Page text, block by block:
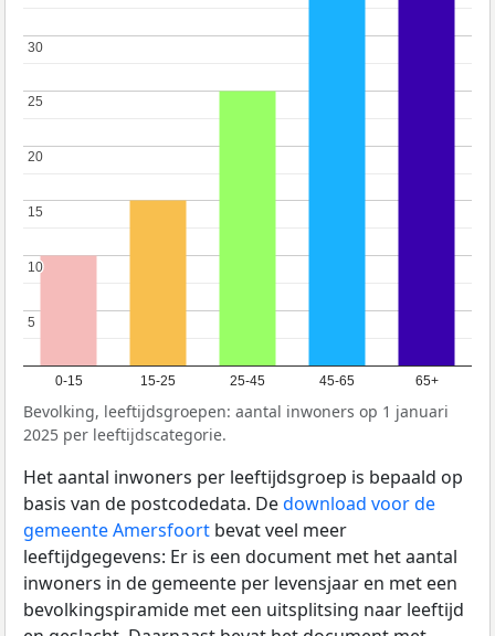
0-15 15-25 25-45 45-65 65+
5
5
10
10
15
15
20
20
25
25
30
30
Bevolking, leeftijdsgroepen: aantal inwoners op 1 januari
2025 per leeftijdscategorie.
Het aantal inwoners per leeftijdsgroep is bepaald op
basis van de postcodedata. Dedownload voor de
gemeente Amersfoort bevat veel meer
leeftijdgegevens: Er is een document met het aantal
inwoners in de gemeente per levensjaar en met een
bevolkingspiramide met een uitsplitsing naar leeftijd